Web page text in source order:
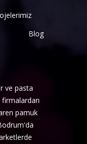
Blog
ve pasta
pamuk